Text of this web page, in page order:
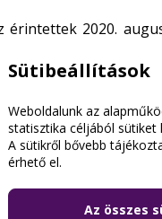
érintettek 2020.
Budapest
a szükséges
Sütibeállítások
Weboldalunk az
statisztika céljából sütiket
A sütikről bővebb
érhető el.
Az összes